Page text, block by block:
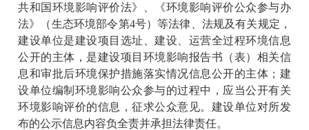
共和国环境影响评价法》、《环境影响评价公众参与办
法》（生态环境部令第4号）等法律、法规及有关规定，
建设单位是建设项目选址、建设、运营全过程环境信息
公开的主体，是建设项目环境影响报告书（表）相关信
息和审批后环境保护措施落实情况信息公开的主体；建
设单位编制环境影响公众参与的过程中，应当公开有关
环境影响评价的信息，征求公众意见。建设单位对所发
布的公示信息内容负全责并承担法律责任。